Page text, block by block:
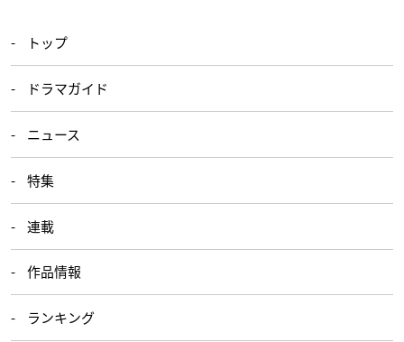
トップ
ドラマガイド
ニュース
特集
連載
作品情報
ランキング